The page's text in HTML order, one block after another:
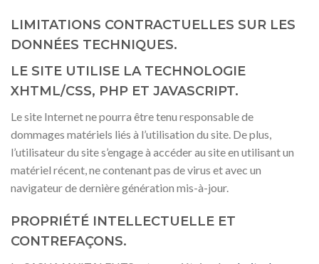
LIMITATIONS CONTRACTUELLES SUR LES
DONNÉES TECHNIQUES.
LE SITE UTILISE LA TECHNOLOGIE
XHTML/CSS, PHP ET JAVASCRIPT.
Le site Internet ne pourra être tenu responsable de
dommages matériels liés à l’utilisation du site. De plus,
l’utilisateur du site s’engage à accéder au site en utilisant un
matériel récent, ne contenant pas de virus et avec un
navigateur de dernière génération mis-à-jour.
PROPRIÉTÉ INTELLECTUELLE ET
CONTREFAÇONS.